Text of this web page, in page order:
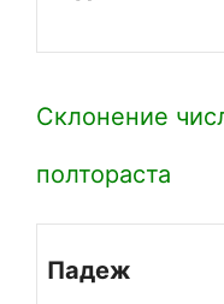
Склонение
полтораста
Падеж